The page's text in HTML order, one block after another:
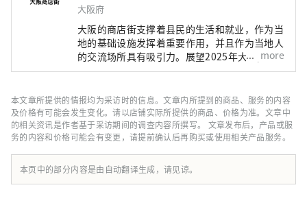
大阪府
大阪的商店街支撑着县民的生活和就业，作为当
地的基础设施发挥着重要作用，并且作为当地人
的交流场所具有吸引力。展望2025年大阪/关西
世博会，我们开设了门户网站“Eeyan！大阪商
将其数字化的举措。 “还有这样的商圈！下次
我们也去吧！” 请利用“Eeyan！大阪商店
街”与商店街的奇妙邂逅，例如发现当地商店街
的新一面。
more
本文章所提供的情报均为采访时的信息。文章内所提到的商品、服务的内容
及价格有可能会发生变化。请以店铺实际所提供的商品、价格为准。文章中
的相关资讯是作者基于采访期间的调查内容所撰写。 文章发布后，产品或服
务的内容和价格可能会有变更，请提前确认后再购买或使用相关产品服务。
本页中的部分内容是由自动翻译生成，请见谅。